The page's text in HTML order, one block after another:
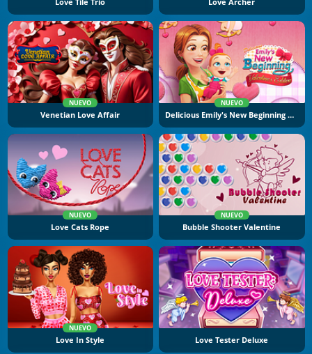
Love Tile Trio Love Archer
NUEVO
Venetian Love Affair
NUEVO
Delicious Emily's New Beginning Valentine's Edition
NUEVO
Love Cats Rope
NUEVO
Bubble Shooter Valentine
NUEVO
Love In Style Love Tester Deluxe